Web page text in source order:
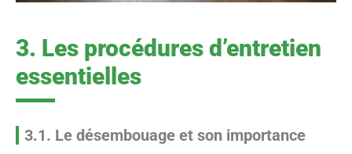
3. Les procédures d’entretien
essentielles
3.1. Le désembouage et son importance